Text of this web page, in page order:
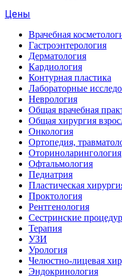
Цены
Врачебная
Гастроэнтерология
Дерматология
Кардиология
Контурная пластика
Лабораторные
Неврология
Общая врачебная
Общая хирургия
Онкология
Ортопедия,
Оториноларингология
Офтальмология
Педиатрия
Пластическая
Проктология
Рентгенология
Сестринские
Терапия
УЗИ
Урология
Челюстно-лицевая
Эндокринология